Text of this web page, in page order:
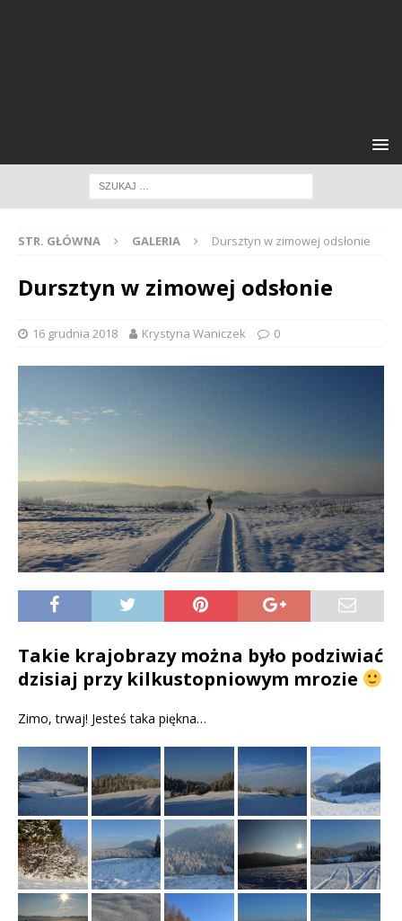
STR. GŁÓWNA GALERIA Dursztyn w zimowej odsłonie
Dursztyn w zimowej odsłonie
16 grudnia 2018 Krystyna Waniczek 0
Takie krajobrazy można było podziwiać
dzisiaj przy kilkustopniowym mrozie
Zimo, trwaj! Jesteś taka piękna…